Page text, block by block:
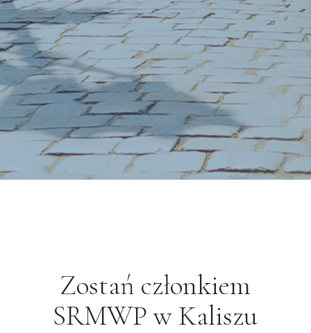
Zostań członkiem
SRMWP w Kaliszu